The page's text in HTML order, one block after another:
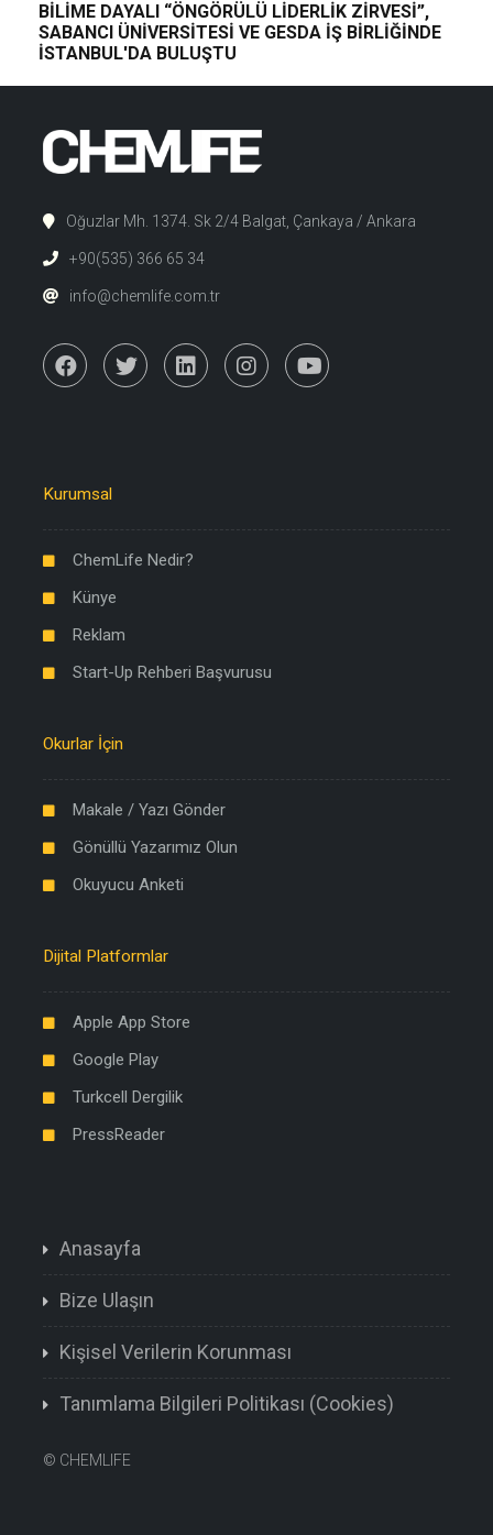
BİLİME DAYALI “ÖNGÖRÜLÜ LİDERLİK ZİRVESİ”,
SABANCI ÜNİVERSİTESİ VE GESDA İŞ BİRLİĞİNDE
İSTANBUL'DA BULUŞTU
Oğuzlar Mh. 1374. Sk 2/4 Balgat, Çankaya / Ankara
+90(535) 366 65 34
info@chemlife.com.tr
Kurumsal
ChemLife Nedir?
Künye
Reklam
Start-Up Rehberi Başvurusu
Okurlar İçin
Makale / Yazı Gönder
Gönüllü Yazarımız Olun
Okuyucu Anketi
Dijital Platformlar
Apple App Store
Google Play
Turkcell Dergilik
PressReader
Anasayfa
Bize Ulaşın
Kişisel Verilerin Korunması
Tanımlama Bilgileri Politikası (Cookies)
© CHEMLIFE